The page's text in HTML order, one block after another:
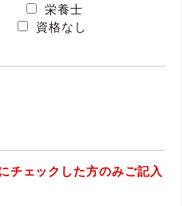
栄養士
資格なし
チェックした方のみご記入